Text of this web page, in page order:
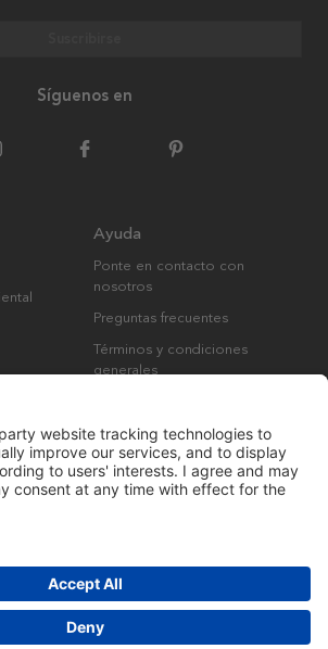
Síguenos en
Ayuda
Ponte en contacto con
nosotros
Preguntas frecuentes
Términos y condiciones
generales
Many Brands AB 2023. Todos los derechos